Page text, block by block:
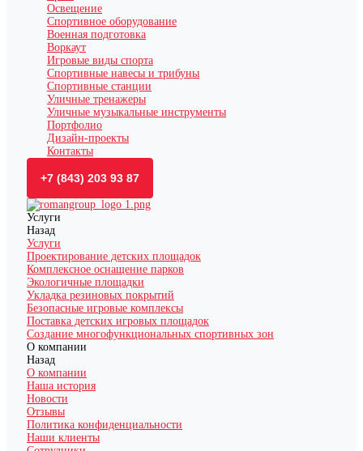
Освещение
Спортивное оборудование
Военная подготовка
Воркаут
Игровые виды спорта
Спортивные навесы и трибуны
Спортивные станции
Уличные тренажеры
Уличные музыкальные инструменты
Портфолио
Дизайн-проекты
Контакты
+7 (843) 203 93 87
Услуги
Назад
Услуги
Проектирование детских площадок
Комплексное оснащение парков
Экологичные площадки
Укладка резиновых покрытий
Безопасные игровые комплексы
Поставка детских игровых площадок
Создание многофункциональных спортивных зон
О компании
Назад
О компании
Наша история
Новости
Отзывы
Политика конфиденциальности
Наши клиенты